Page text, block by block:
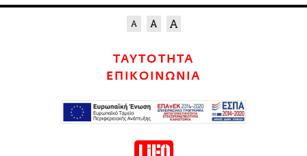
ΤΑΥΤΟΤΗΤΑ
ΕΠΙΚΟΙΝΩΝΙΑ